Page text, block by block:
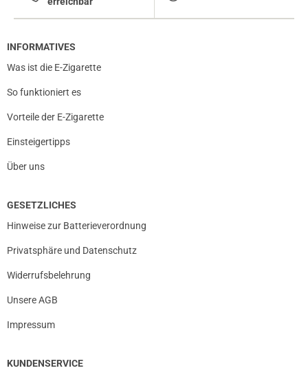
INFORMATIVES
Was ist die E-Zigarette
So funktioniert es
Vorteile der E-Zigarette
Einsteigertipps
Über uns
GESETZLICHES
Hinweise zur Batterieverordnung
Privatsphäre und Datenschutz
Widerrufsbelehrung
Unsere AGB
Impressum
KUNDENSERVICE